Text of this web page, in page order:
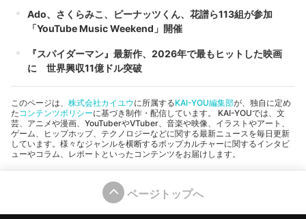
Ado、さくらみこ、ピーナッツくん、花譜ら113組が参加
「YouTube Music Weekend」開催
『スパイダーマン』最新作、2026年で最もヒットした映画
に 世界興収11億ドル突破
このページは、 株式会社カイユウに所属するKAI-YOU編集部が、独自に定め
たコンテンツポリシーに基づき制作・配信しています。 KAI-YOUでは、文
芸、アニメや漫画、YouTuberやVTuber、音楽や映像、イラストやアート、
ゲーム、ヒップホップ、テクノロジーなどに関する最新ニュースを毎日更新
しています。様々なジャンルを横断するポップカルチャーに関するインタビ
ューやコラム、レポートといったコンテンツをお届けします。
ページトップへ